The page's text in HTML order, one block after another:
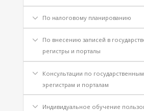
По налоговому планированию
По внесению записей в
регистры и порталы
Консультации по государственным
эрегистрам и порталам
Индивидуальное обучение